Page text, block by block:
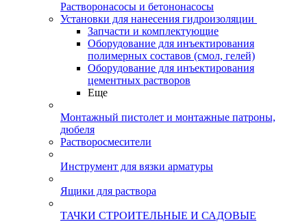
Растворонасосы и бетононасосы
Установки для нанесения гидроизоляции
Запчасти и комплектующие
Оборудование для инъектирования
полимерных составов (смол, гелей)
Оборудование для инъектирования
цементных растворов
Еще
Монтажный пистолет и монтажные патроны,
дюбеля
Растворосмесители
Инструмент для вязки арматуры
Ящики для раствора
ТАЧКИ СТРОИТЕЛЬНЫЕ И САДОВЫЕ